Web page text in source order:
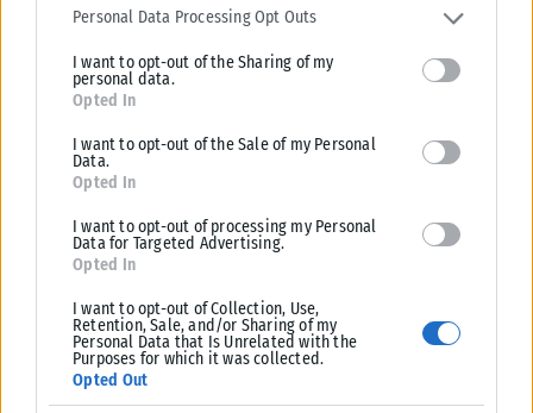
services and may gather and store information including but not
deny consent to Google and its third-party tags to use your data
for below specified purposes in below Google consent section.
Personal Data Processing Opt Outs
I want to opt-out of the Sharing of my
personal data.
Opted In
I want to opt-out of the Sale of my Personal
Data.
Opted In
I want to opt-out of processing my Personal
Data for Targeted Advertising.
Opted In
I want to opt-out of Collection, Use,
Retention, Sale, and/or Sharing of my
Personal Data that Is Unrelated with the
Purposes for which it was collected.
Opted Out
Σχετικά Άρθρα